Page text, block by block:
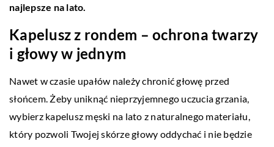
najlepsze na lato.
Kapelusz z rondem – ochrona twarzy
i głowy w jednym
Nawet w czasie upałów należy chronić głowę przed
słońcem. Żeby uniknąć nieprzyjemnego uczucia grzania,
wybierz kapelusz męski na lato z naturalnego materiału,
który pozwoli Twojej skórze głowy oddychać i nie będzie